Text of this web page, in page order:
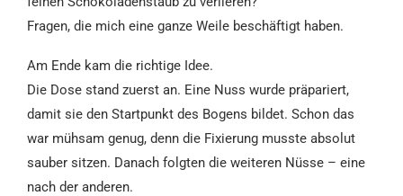
Fragen, die mich eine ganze Weile beschäftigt haben.
Am Ende kam die richtige Idee.
Die Dose stand zuerst an. Eine Nuss wurde präpariert,
damit sie den Startpunkt des Bogens bildet. Schon das
war mühsam genug, denn die Fixierung musste absolut
sauber sitzen. Danach folgten die weiteren Nüsse – eine
nach der anderen.